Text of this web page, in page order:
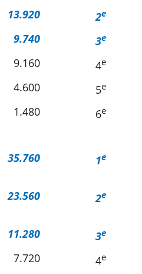
13.920 2e
9.740 3e
9.160 4e
4.600 5e
1.480 6e
35.760 1e
23.560 2e
11.280 3e
7.720 4e